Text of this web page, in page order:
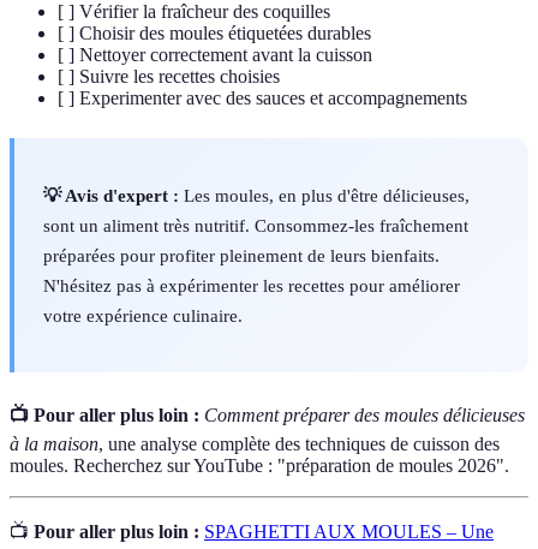
[ ] Vérifier la fraîcheur des coquilles
[ ] Choisir des moules étiquetées durables
[ ] Nettoyer correctement avant la cuisson
[ ] Suivre les recettes choisies
[ ] Experimenter avec des sauces et accompagnements
💡 Avis d'expert : Les moules, en plus d'être délicieuses,
sont un aliment très nutritif. Consommez-les fraîchement
préparées pour profiter pleinement de leurs bienfaits.
N'hésitez pas à expérimenter les recettes pour améliorer
votre expérience culinaire.
📺 Pour aller plus loin : Comment préparer des moules délicieuses
à la maison, une analyse complète des techniques de cuisson des
moules. Recherchez sur YouTube : "préparation de moules 2026".
📺 Pour aller plus loin : SPAGHETTI AUX MOULES – Une